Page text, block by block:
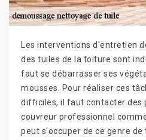
Les interventions d'entretien
des tuiles de la toiture sont
faut se débarrasser ses
mousses. Pour réaliser ces
difficiles, il faut contacter des
couvreur professionnel
peut s'occuper de ce genre